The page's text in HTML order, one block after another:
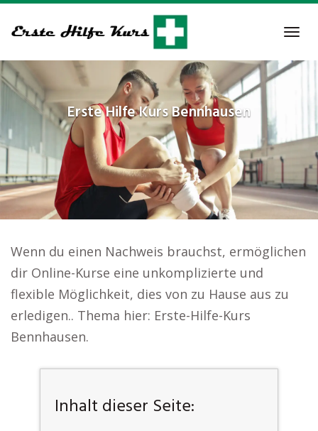
to
content
Erste Hilfe KursBennhausen
Wenn du einen Nachweis brauchst, ermöglichen
dir Online-Kurse eine unkomplizierte und
flexible Möglichkeit, dies von zu Hause aus zu
erledigen.. Thema hier: Erste-Hilfe-Kurs
Bennhausen.
Inhalt dieser Seite: